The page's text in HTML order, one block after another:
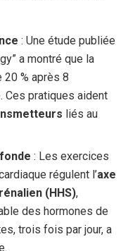
: Une étude publiée
a montré que la
20 % après 8
Ces pratiques aident
liés au
: Les exercices
régulent l’axe
(HHS),
des hormones de
trois fois par jour, a